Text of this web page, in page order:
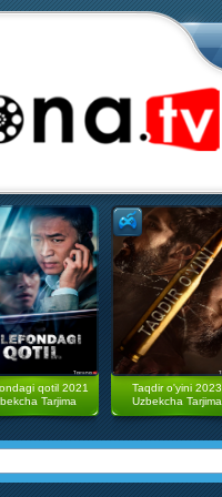
qotil 2021
Tarjima
Taqdir o'yini 2023
Uzbekcha Tarjima